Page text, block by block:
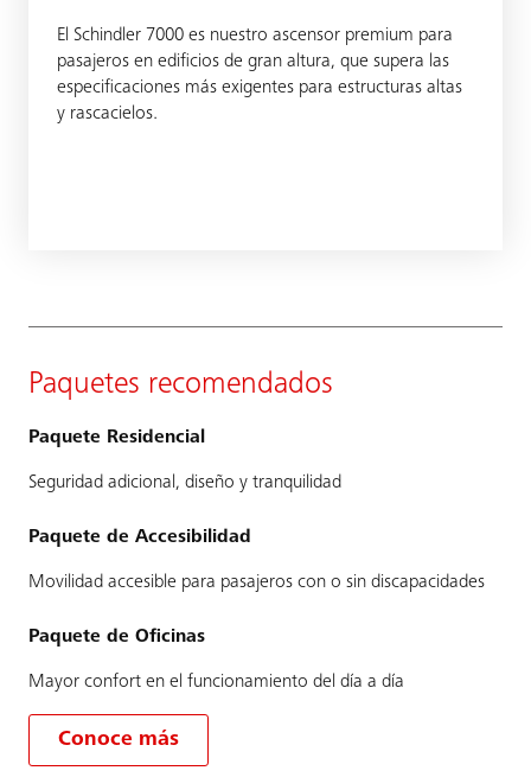
El Schindler 7000 es nuestro ascensor premium para
pasajeros en edificios de gran altura, que supera las
especificaciones más exigentes para estructuras altas
y rascacielos.
Paquetes recomendados
Paquete Residencial
Seguridad adicional, diseño y tranquilidad
Paquete de Accesibilidad
Movilidad accesible para pasajeros con o sin discapacidades
Paquete de Oficinas
Mayor confort en el funcionamiento del día a día
Conoce más